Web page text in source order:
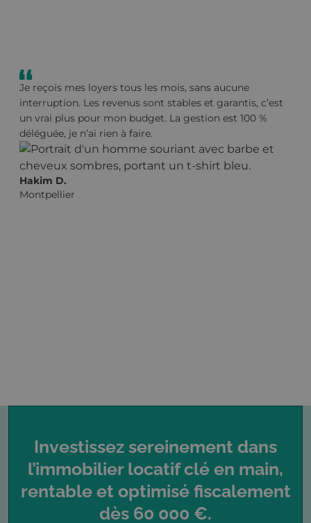
Je reçois mes loyers tous les mois, sans aucune
interruption. Les revenus sont stables et garantis, c’est
un vrai plus pour mon budget. La gestion est 100 %
déléguée, je n’ai rien à faire.
Hakim D.
Montpellier
Grâce au statut LMNP avec Revenu Pierre, je ne paie
aucun impôt sur mes loyers. C’est simple, transparent
et très avantageux fiscalement. Je recommande à tous
ceux qui veulent optimiser leurs revenus.
Julie E.
Rouen
Investissez sereinement dans
l’immobilier locatif clé en main,
rentable et optimisé fiscalement
dès 60 000 €.